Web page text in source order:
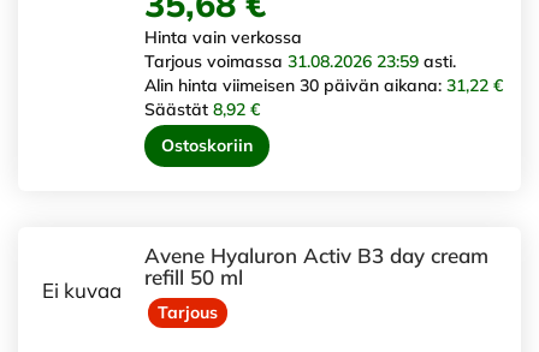
Hinta vain verkossa
Tarjous voimassa 31.08.2026 23:59 asti.
Alin hinta viimeisen 30 päivän aikana: 31,22 €
Säästät 8,92 €
Ostoskoriin
Ei kuvaa
Avene Hyaluron Activ B3 day cream
refill 50 ml
Tarjous